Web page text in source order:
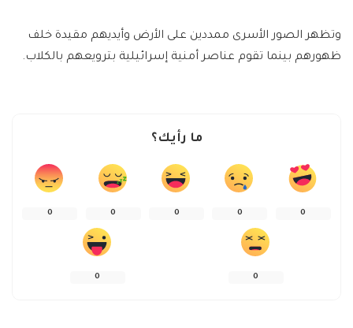
وتظهر الصور الأسرى ممددين على الأرض وأيديهم مقيدة خلف
ظهورهم بينما تقوم عناصر أمنية إسرائيلية بترويعهم بالكلاب.
ما رأيك؟
0
0
0
0
0
0
0